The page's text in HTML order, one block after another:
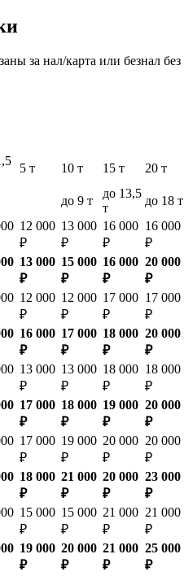
за нал/карта или безнал без
5 т 10 т 15 т 20 т
до 9 т
до 13,5
т
до 18 т
12 000
₽
13 000
₽
16 000
₽
16 000
₽
13 000
₽
15 000
₽
16 000
₽
20 000
₽
12 000
₽
12 000
₽
17 000
₽
17 000
₽
16 000
₽
17 000
₽
18 000
₽
20 000
₽
13 000
₽
13 000
₽
18 000
₽
18 000
₽
17 000
₽
18 000
₽
19 000
₽
20 000
₽
17 000
₽
19 000
₽
20 000
₽
20 000
₽
18 000
₽
21 000
₽
20 000
₽
23 000
₽
15 000
₽
15 000
₽
21 000
₽
21 000
₽
19 000
₽
20 000
₽
21 000
₽
25 000
₽